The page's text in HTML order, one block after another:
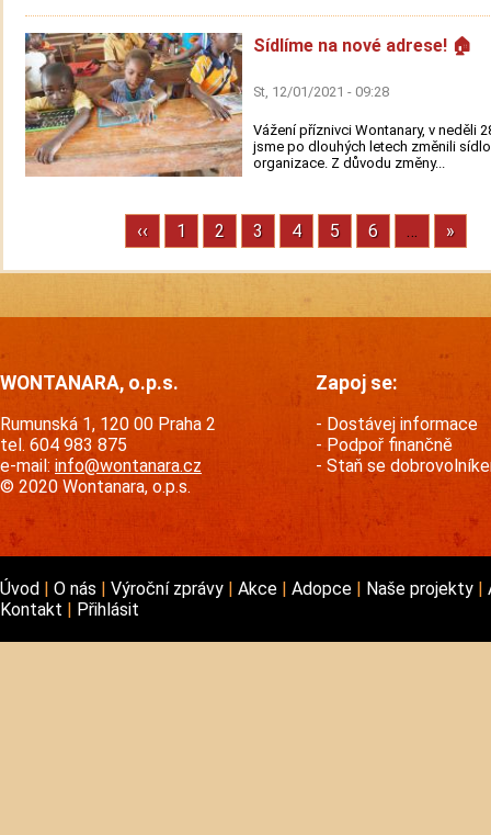
Sídlíme na nové adrese! 🏠
St, 12/01/2021 - 09:28
Vážení příznivci Wontanary, v neděli
jsme po dlouhých letech změnili
organizace. Z důvodu změny...
Previous
page
‹‹ Stránka
1 Stránka
2 Stránka
3 Stránka
4 Stránka
5 Stránka
6 …
Next
page
»
WONTANARA, o.p.s.
Rumunská 1, 120 00 Praha 2
tel. 604 983 875
e-mail: info@wontanara.cz
© 2020 Wontanara, o.p.s.
Zapoj se:
Dostávej informace
Podpoř finančně
Staň se
Úvod O nás Výroční zprávy Akce Adopce Naše projekty
Kontakt
Přihlásit